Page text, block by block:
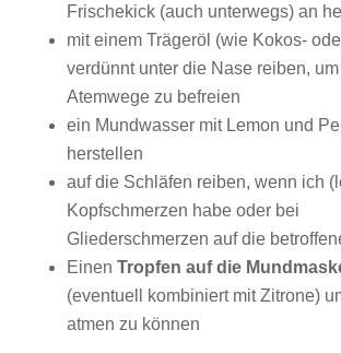
Frischekick (auch unterwegs) an
mit einem Trägeröl (wie Kokos-
verdünnt unter die Nase reiben,
Atemwege zu befreien
ein Mundwasser mit Lemon und
herstellen
auf die Schläfen reiben, wenn ich
Kopfschmerzen habe oder bei
Gliederschmerzen auf die
Einen Tropfen auf die
(eventuell kombiniert mit Zitrone)
atmen zu können